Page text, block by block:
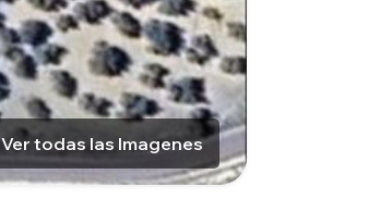
Ver todas las Imagenes